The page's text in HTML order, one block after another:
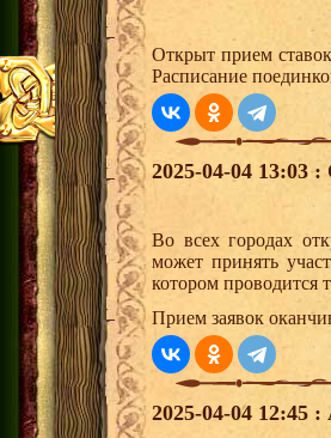
Открыт прием
Расписание
2025-04-04 13:03
Во всех городах
может принять
котором проводится
Прием заявок
2025-04-04 12:45